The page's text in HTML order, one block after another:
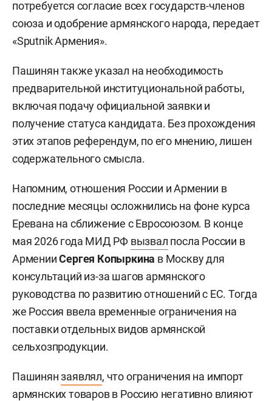
потребуется согласие всех государств-членов
союза и одобрение армянского народа, передает
«Sputnik Армения».
Пашинян также указал на необходимость
предварительной институциональной работы,
включая подачу официальной заявки и
получение статуса кандидата. Без прохождения
этих этапов референдум, по его мнению, лишен
содержательного смысла.
Напомним, отношения России и Армении в
последние месяцы осложнились на фоне курса
Еревана на сближение с Евросоюзом. В конце
мая 2026 года МИД РФ вызвал посла России в
АрменииСергея Копыркина в Москву для
консультаций из-за шагов армянского
руководства по развитию отношений с ЕС. Тогда
же Россия ввела временные ограничения на
поставки отдельных видов армянской
сельхозпродукции.
Пашинянзаявлял, что ограничения на импорт
армянских товаров в Россию негативно влияют